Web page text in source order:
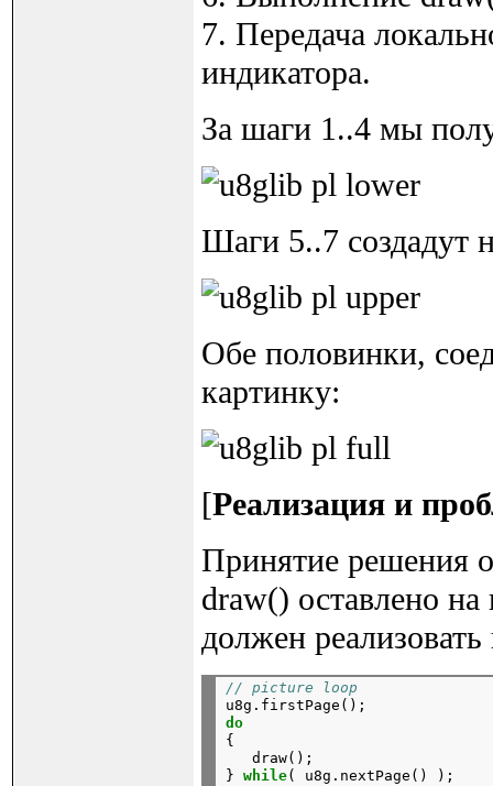
7. Передача
индикатора.
За шаги 1..4 мы
Шаги 5..7 создадут
Обе половинки,
картинку:
[Реализация и
Принятие решения
draw() оставлено
должен
// picture loop
do
{
   draw();
} while